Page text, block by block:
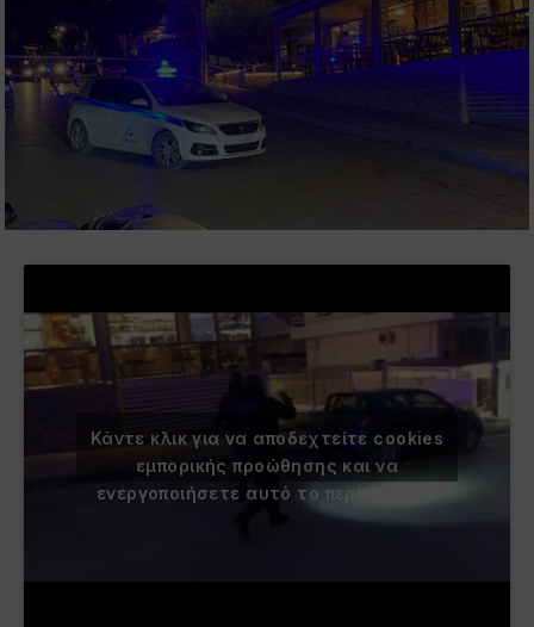
Κάντε κλικ για να αποδεχτείτε cookies
εμπορικής προώθησης και να
ενεργοποιήσετε αυτό το περιεχόμενο